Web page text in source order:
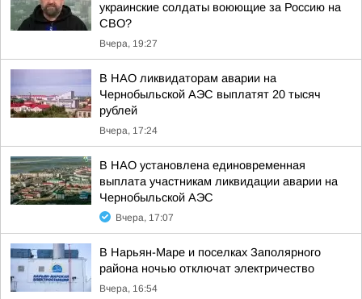
украинские солдаты воюющие за Россию на
СВО?
Вчера, 19:27
В НАО ликвидаторам аварии на
Чернобыльской АЭС выплатят 20 тысяч
рублей
Вчера, 17:24
В НАО установлена единовременная
выплата участникам ликвидации аварии на
Чернобыльской АЭС
Вчера, 17:07
В Нарьян-Маре и поселках Заполярного
района ночью отключат электричество
Вчера, 16:54